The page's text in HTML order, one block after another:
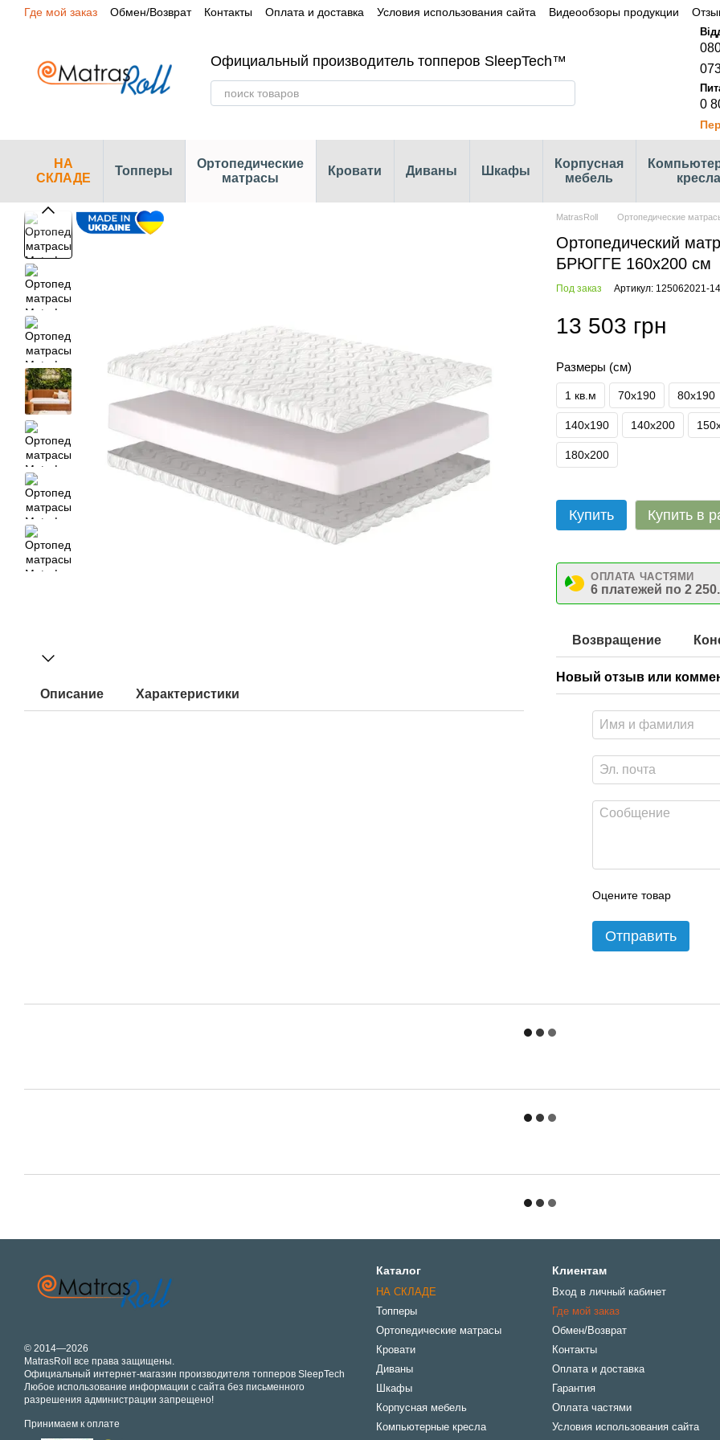
Перейти к основному контенту
Где мой заказ Обмен/Возврат Контакты Оплата и доставка Условия использования сайта Видеообзоры продукции
Официальный производитель топперов SleepTech™
0
НА
СКЛАДЕ
Топперы
Ортопедические
матрасы
Кровати Диваны Шкафы
Корпусная
мебель
кресла
Описание Характеристики
MatrasRoll Ортопедические
Ортопедический
БРЮГГЕ 160x200 см
Под заказ Артикул: 125062021-14
13 503 грн
Размеры (см)
1 кв.м 70х190 80х190
140х190 140х200
180х200
Купить Купить в
ОПЛАТА ЧАСТЯМИ
6 платежей по 2
Возвращение
Новый отзыв или
Оцените товар
Отправить
© 2014—2026
MatrasRoll все права защищены.
Официальный интернет-магазин производителя топперов SleepTech
Любое использование информации с сайта без письменного
разрешения администрации запрещено!
Принимаем к оплате
Каталог
НА СКЛАДЕ
Топперы
Ортопедические матрасы
Кровати
Диваны
Шкафы
Корпусная мебель
Компьютерные кресла
Клиентам
Вход в личный кабинет
Где мой заказ
Обмен/Возврат
Контакты
Оплата и доставка
Гарантия
Оплата частями
Условия использования сайта